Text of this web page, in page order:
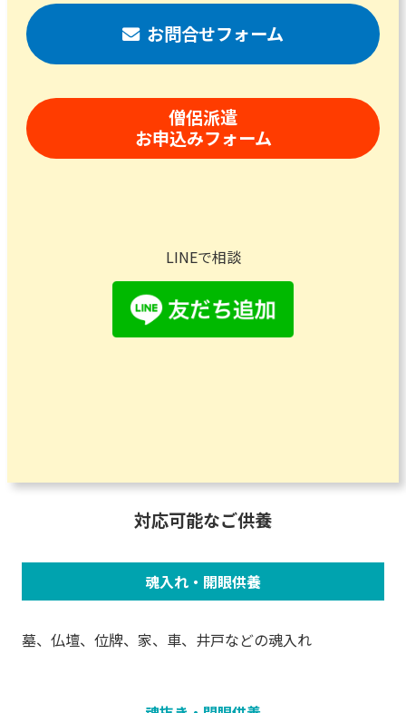
お問合せフォーム
僧侶派遣
お申込みフォーム
LINEで相談
対応可能なご供養
魂入れ・開眼供養
墓、仏壇、位牌、家、車、井戸などの魂入れ